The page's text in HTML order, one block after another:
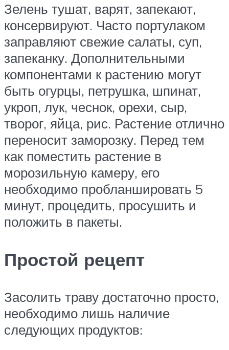
Зелень тушат, варят, запекают,
консервируют. Часто портулаком
заправляют свежие салаты, суп,
запеканку. Дополнительными
компонентами к растению могут
быть огурцы, петрушка, шпинат,
укроп, лук, чеснок, орехи, сыр,
творог, яйца, рис. Растение отлично
переносит заморозку. Перед тем
как поместить растение в
морозильную камеру, его
необходимо пробланшировать 5
минут, процедить, просушить и
положить в пакеты.
Простой рецепт
Засолить траву достаточно просто,
необходимо лишь наличие
следующих продуктов: